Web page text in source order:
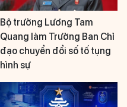
Bộ trưởng Lương Tam
Quang làm Trưởng Ban Chỉ
đạo chuyển đổi số tố tụng
hình sự